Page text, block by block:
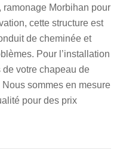
Morbihan pour
cette structure est
de cheminée et
Pour l’installation
de votre chapeau de
sommes en mesure
pour des prix